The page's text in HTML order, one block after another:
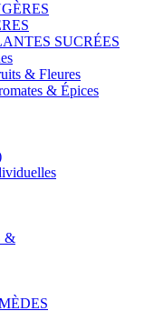
SUCRÉES
& Fleures
& Épices
&